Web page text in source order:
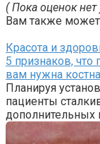
( Пока оценок нет
Вам также
Красота и
5 признаков, что
вам нужна
Планируя
пациенты
дополнительных